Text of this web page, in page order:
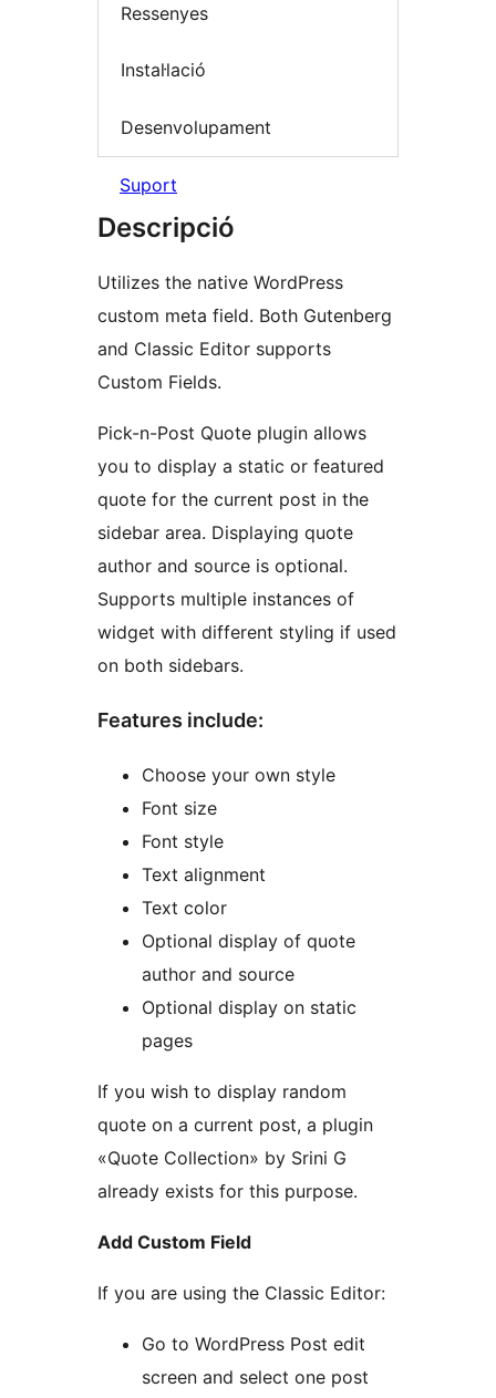
Ressenyes
Instal·lació
Desenvolupament
Suport
Descripció
Utilizes the native WordPress
custom meta field. Both Gutenberg
and Classic Editor supports
Custom Fields.
Pick-n-Post Quote plugin allows
you to display a static or featured
quote for the current post in the
sidebar area. Displaying quote
author and source is optional.
Supports multiple instances of
widget with different styling if used
on both sidebars.
Features include:
Choose your own style
Font size
Font style
Text alignment
Text color
Optional display of quote
author and source
Optional display on static
pages
If you wish to display random
quote on a current post, a plugin
«Quote Collection» by Srini G
already exists for this purpose.
Add Custom Field
If you are using the Classic Editor:
Go to WordPress Post edit
screen and select one post